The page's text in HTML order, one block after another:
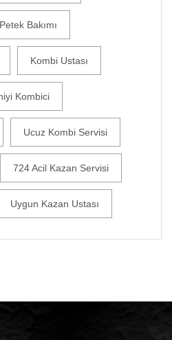
Petek Bakımı
Kombi Ustası
Kombici
Ucuz Kombi Servisi
724 Acil Kazan Servisi
Uygun Kazan Ustası